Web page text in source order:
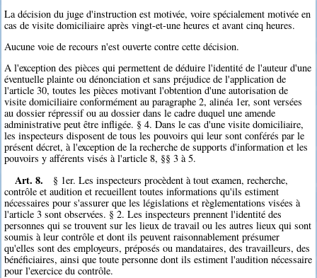
La décision du juge d'instruction est motivée, voire spécialement motivée en
cas de visite domiciliaire après vingt-et-une heures et avant cinq heures.
Aucune voie de recours n'est ouverte contre cette décision.
A l'exception des pièces qui permettent de déduire l'identité de l'auteur d'une
éventuelle plainte ou dénonciation et sans préjudice de l'application de
l'article 30, toutes les pièces motivant l'obtention d'une autorisation de
visite domiciliaire conformément au paragraphe 2, alinéa 1er, sont versées
au dossier répressif ou au dossier dans le cadre duquel une amende
administrative peut être infligée. § 4. Dans le cas d'une visite domiciliaire,
les inspecteurs disposent de tous les pouvoirs qui leur sont conférés par le
présent décret, à l'exception de la recherche de supports d'information et les
pouvoirs y afférents visés à l'article 8, §§ 3 à 5.
Art. 8.
§ 1er. Les inspecteurs procèdent à tout examen, recherche,
contrôle et audition et recueillent toutes informations qu'ils estiment
nécessaires pour s'assurer que les législations et règlementations visées à
l'article 3 sont observées. § 2. Les inspecteurs prennent l'identité des
personnes qui se trouvent sur les lieux de travail ou les autres lieux qui sont
soumis à leur contrôle et dont ils peuvent raisonnablement présumer
qu'elles sont des employeurs, préposés ou mandataires, des travailleurs, des
bénéficiaires, ainsi que toute personne dont ils estiment l'audition nécessaire
pour l'exercice du contrôle.